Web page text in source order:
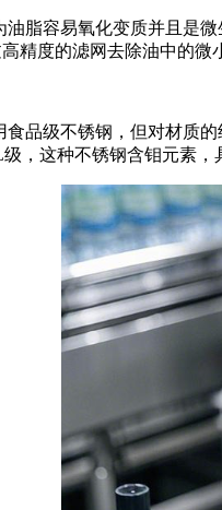
容易氧化变质并且是微
精度的滤网去除油中的微
级不锈钢，但对材质的
，这种不锈钢含钼元素，